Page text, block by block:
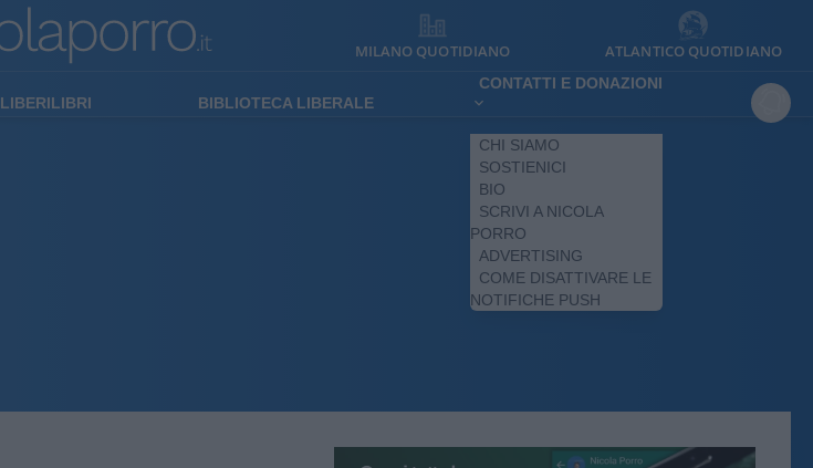
MILANO QUOTIDIANO ATLANTICO QUOTIDIANO
LIBERILIBRI BIBLIOTECA LIBERALE
CONTATTI E DONAZIONI
CHI SIAMO
SOSTIENICI
BIO
SCRIVI A NICOLA
PORRO
ADVERTISING
COME DISATTIVARE LE
NOTIFICHE PUSH